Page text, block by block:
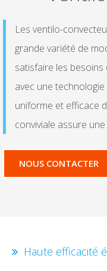
Les ventilo-
grande variété de
satisfaire les
avec une
uniforme et efficace
conviviale assure
NOUS CONTACTER
Haute efficacité